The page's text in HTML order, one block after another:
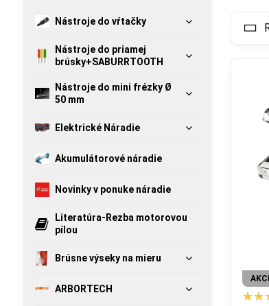
Nástroje do vŕtačky
Nástroje do priamej
brúsky+SABURRTOOTH
Nástroje do mini frézky Ø
50 mm
Elektrické Náradie
Akumulátorové náradie
Novinky v ponuke náradie
Literatúra-Rezba motorovou
pílou
Brúsne výseky na mieru
ARBORTECH